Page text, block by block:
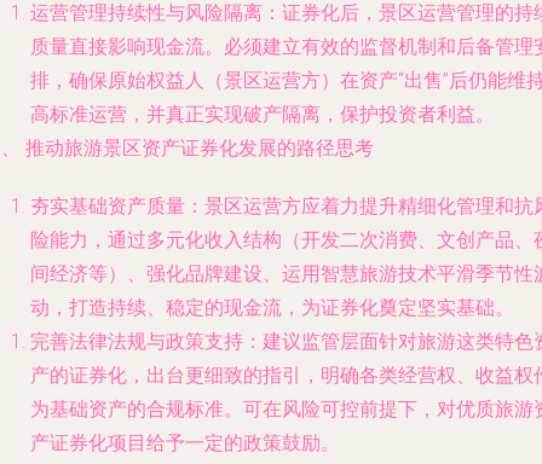
运营管理持续性与风险隔离 ：证券化后，景区运营管理的持
质量直接影响现金流。必须建立有效的监督机制和后备管理
排，确保原始权益人（景区运营方）在资产“出售”后仍能维
高标准运营，并真正实现破产隔离，保护投资者利益。
推动旅游景区资产证券化发展的路径思考
夯实基础资产质量 ：景区运营方应着力提升精细化管理和抗
险能力，通过多元化收入结构（开发二次消费、文创产品、
间经济等）、强化品牌建设、运用智慧旅游技术平滑季节性
动，打造持续、稳定的现金流，为证券化奠定坚实基础。
完善法律法规与政策支持 ：建议监管层面针对旅游这类特色
产的证券化，出台更细致的指引，明确各类经营权、收益权
为基础资产的合规标准。可在风险可控前提下，对优质旅游
产证券化项目给予一定的政策鼓励。